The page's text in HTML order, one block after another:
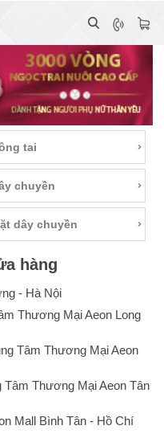
tai
chuyền
dây chuyền
hàng
- Hà Nội
Thương Mại Aeon Long
Tâm Thương Mại Aeon
Tâm Thương Mại Aeon Tân
Mall Bình Tân - Hồ Chí